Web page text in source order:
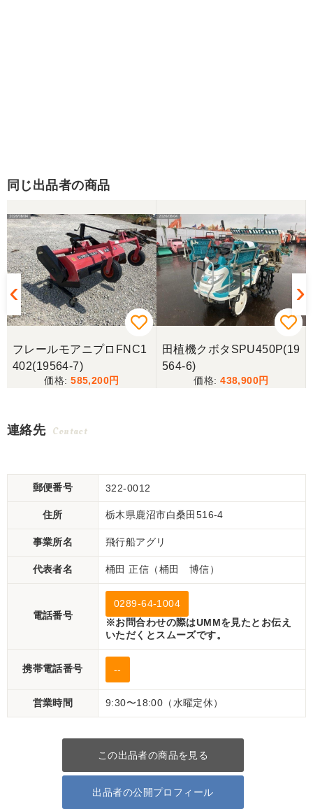
同じ出品者の商品
フレールモアニプロFNC1
402(19564-7)
585,200
田植機クボタSPU450P(19
564-6)
438,900
連絡先 Contact
郵便番号 322-0012
住所 栃木県鹿沼市白桑田516-4
事業所名 飛行船アグリ
代表者名 桶田 正信（桶田 博信）
電話番号
0289-64-1004
※お問合わせの際はUMMを見たとお伝え
いただくとスムーズです。
携帯電話番号 --
営業時間 9:30〜18:00（水曜定休）
この出品者の商品を見る
出品者の公開プロフィール